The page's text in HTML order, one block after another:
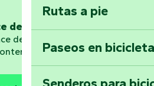
Embárquese en
Planetario
Rutas a pie
Paseos en
de tourisme
de Verdun
le-Comte